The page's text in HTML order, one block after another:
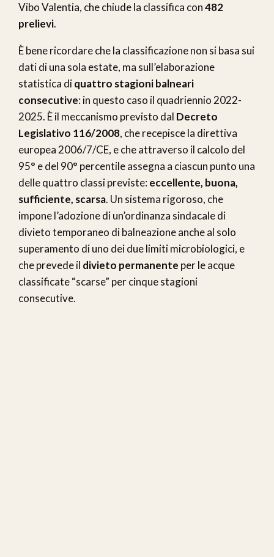
Vibo Valentia, che chiude la classifica con482
prelievi.
È bene ricordare che la classificazione non si basa sui
dati di una sola estate, ma sull’elaborazione
statistica diquattro stagioni balneari
consecutive: in questo caso il quadriennio 2022-
2025. È il meccanismo previsto dal Decreto
Legislativo 116/2008, che recepisce la direttiva
europea 2006/7/CE, e che attraverso il calcolo del
95° e del 90° percentile assegna a ciascun punto una
delle quattro classi previste: eccellente, buona,
sufficiente, scarsa. Un sistema rigoroso, che
impone l’adozione di un’ordinanza sindacale di
divieto temporaneo di balneazione anche al solo
superamento di uno dei due limiti microbiologici, e
che prevede il divieto permanente per le acque
classificate “scarse” per cinque stagioni
consecutive.